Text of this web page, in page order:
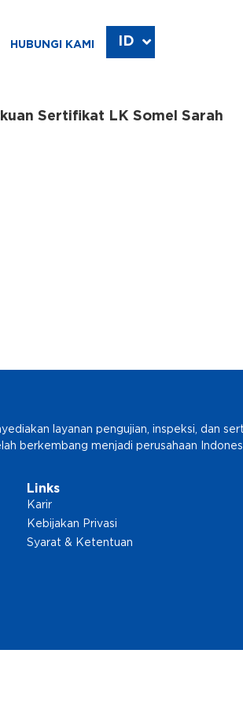
HUBUNGI KAMI ID
EN
Sertifikat LK Somel Sarah
layanan pengujian, inspeksi, dan
berkembang menjadi perusahaan
Links
Karir
Kebijakan Privasi
Syarat & Ketentuan